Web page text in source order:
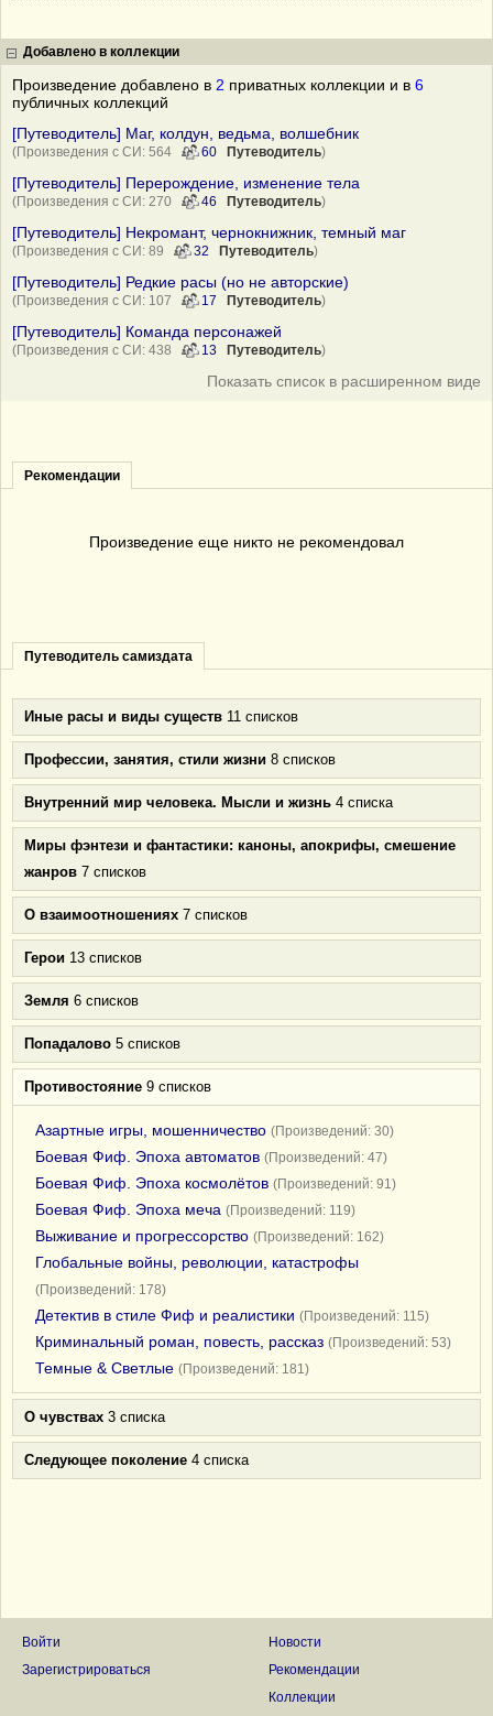
Добавлено в коллекции
Произведение добавлено в 2 приватных коллекции и в 6
публичных коллекций
[Путеводитель] Маг, колдун, ведьма, волшебник
(Произведения с СИ: 564 60 Путеводитель)
[Путеводитель] Перерождение, изменение тела
(Произведения с СИ: 270 46 Путеводитель)
[Путеводитель] Некромант, чернокнижник, темный маг
(Произведения с СИ: 89 32 Путеводитель)
[Путеводитель] Редкие расы (но не авторские)
(Произведения с СИ: 107 17 Путеводитель)
[Путеводитель] Команда персонажей
(Произведения с СИ: 438 13 Путеводитель)
Показать список в расширенном виде
Рекомендации
Произведение еще никто не рекомендовал
Путеводитель самиздата
Иные расы и виды существ 11 списков
Профессии, занятия, стили жизни 8 списков
Внутренний мир человека. Мысли и жизнь 4 списка
Миры фэнтези и фантастики: каноны, апокрифы, смешение
жанров 7 списков
О взаимоотношениях 7 списков
Герои 13 списков
Земля 6 списков
Попадалово 5 списков
Противостояние 9 списков
Азартные игры, мошенничество (Произведений: 30)
Боевая Фиф. Эпоха автоматов (Произведений: 47)
Боевая Фиф. Эпоха космолётов (Произведений: 91)
Боевая Фиф. Эпоха меча (Произведений: 119)
Выживание и прогрессорство (Произведений: 162)
Глобальные войны, революции, катастрофы
(Произведений: 178)
Детектив в стиле Фиф и реалистики (Произведений: 115)
Криминальный роман, повесть, рассказ (Произведений: 53)
Темные & Светлые (Произведений: 181)
О чувствах 3 списка
Следующее поколение 4 списка
Войти
Зарегистрироваться
Новости
Рекомендации
Коллекции